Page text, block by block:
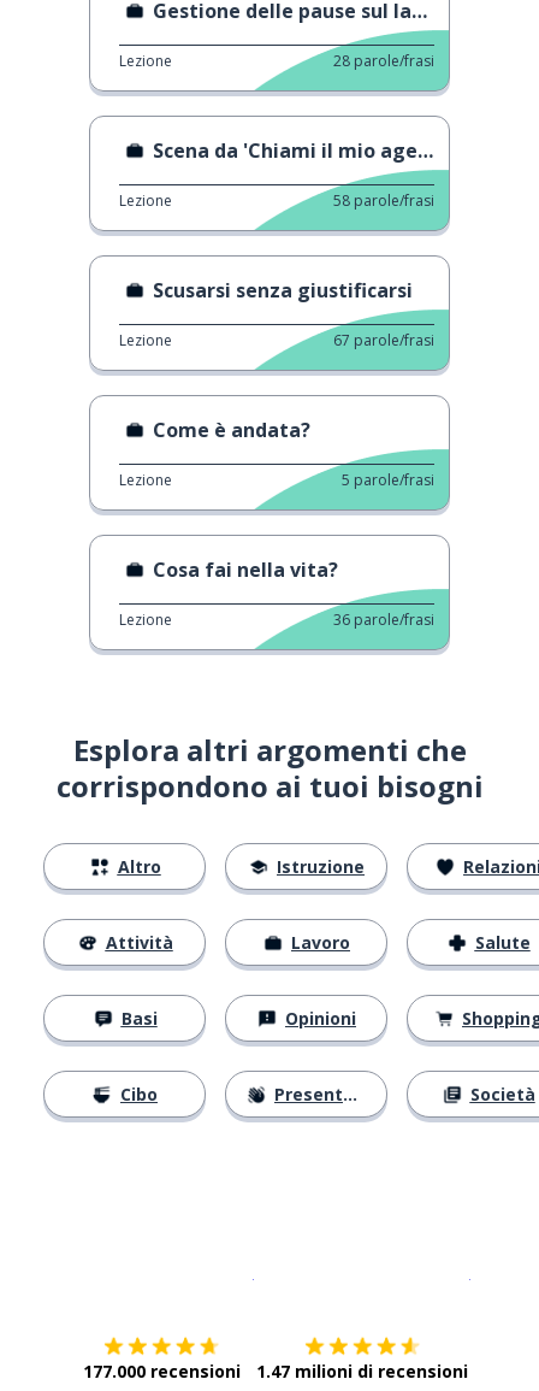
Gestione delle pause sul lavoro
Lezione 28 parole/frasi
Scena da 'Chiami il mio agente'
Lezione 58 parole/frasi
Scusarsi senza giustificarsi
Lezione 67 parole/frasi
Come è andata?
Lezione 5 parole/frasi
Cosa fai nella vita?
Lezione 36 parole/frasi
Esplora altri argomenti che
corrispondono ai tuoi bisogni
Altro
Attività
Basi
Cibo
Istruzione
Lavoro
Opinioni
Presentarsi
Salute
Società
177.000 recensioni 1.47 milioni di recensioni